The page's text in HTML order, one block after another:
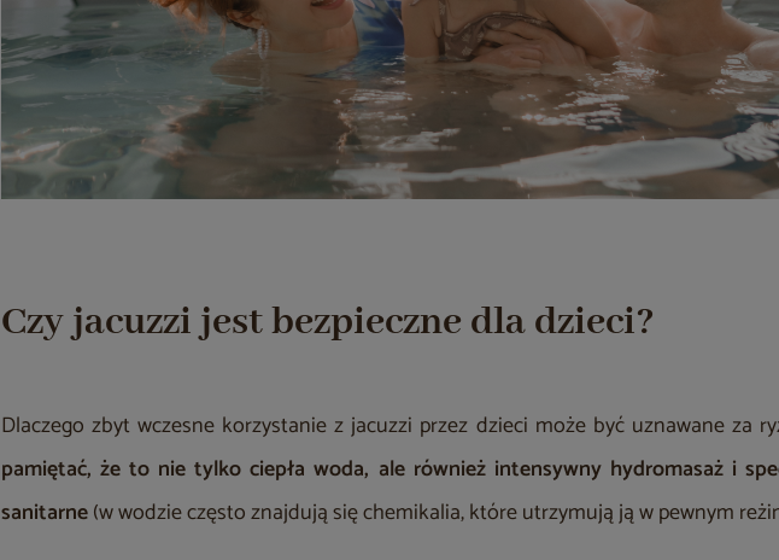
Czy jacuzzi jest bezpieczne dla dzieci?
Dlaczego zbyt wczesne korzystanie z jacuzzi przez dzieci może być uznawane za
pamiętać, że to nie tylko ciepła woda, ale również intensywny hydromasaż i
sanitarne(w wodzie często znajdują się chemikalia, które utrzymują ją w pewnym